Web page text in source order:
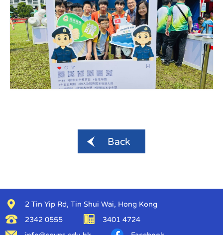
Back
2 Tin Yip Rd, Tin Shui Wai, Hong Kong
2342 0555 3401 4724